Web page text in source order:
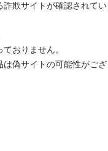
欺サイトが確認されてい
おりません。
偽サイトの可能性がござ